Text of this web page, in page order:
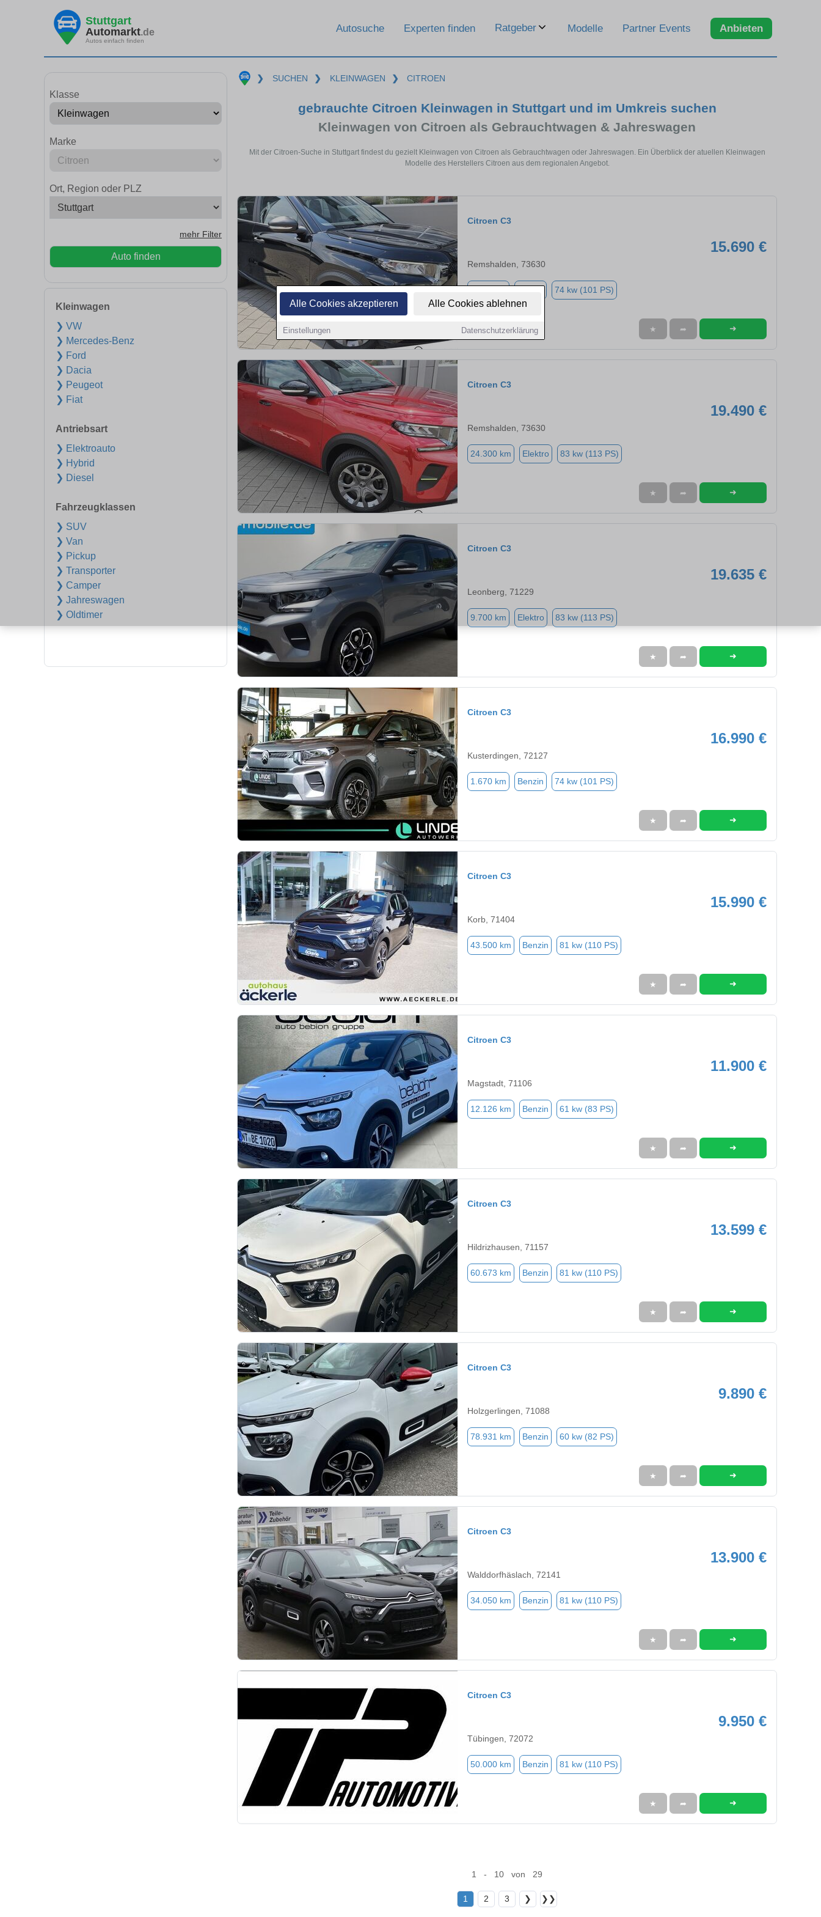
Alle Cookies akzeptieren Alle Cookies ablehnen
Einstellungen Datenschutzerklärung
Stuttgart
Automarkt.de
Autos einfach finden
Autosuche Experten finden Ratgeber Modelle Partner Events Anbieten
Klasse
Marke
Ort, Region oder PLZ
mehr Filter
Auto finden
Kleinwagen
❯ VW
❯ Mercedes-Benz
❯ Ford
❯ Dacia
❯ Peugeot
❯ Fiat
Antriebsart
❯ Elektroauto
❯ Hybrid
❯ Diesel
Fahrzeugklassen
❯ SUV
❯ Van
❯ Pickup
❯ Transporter
❯ Camper
❯ Jahreswagen
❯ Oldtimer
❯ SUCHEN ❯ KLEINWAGEN ❯ CITROEN
gebrauchte Citroen Kleinwagen in Stuttgart und im Umkreis suchen
Kleinwagen von Citroen als Gebrauchtwagen & Jahreswagen
Mit der Citroen-Suche in Stuttgart findest du gezielt Kleinwagen von Citroen als Gebrauchtwagen oder Jahreswagen. Ein Überblick der atuellen Kleinwagen
Modelle des Herstellers Citroen aus dem regionalen Angebot.
Citroen C3
15.690 €
Remshalden, 73630
74 kw (101 PS)
★ ➦ ➜
Citroen C3
19.490 €
Remshalden, 73630
24.300 km Elektro 83 kw (113 PS)
★ ➦ ➜
Citroen C3
19.635 €
Leonberg, 71229
9.700 km Elektro 83 kw (113 PS)
★ ➦ ➜
Citroen C3
16.990 €
Kusterdingen, 72127
1.670 km Benzin 74 kw (101 PS)
★ ➦ ➜
Citroen C3
15.990 €
Korb, 71404
43.500 km Benzin 81 kw (110 PS)
★ ➦ ➜
Citroen C3
11.900 €
Magstadt, 71106
12.126 km Benzin 61 kw (83 PS)
★ ➦ ➜
Citroen C3
13.599 €
Hildrizhausen, 71157
60.673 km Benzin 81 kw (110 PS)
★ ➦ ➜
Citroen C3
9.890 €
Holzgerlingen, 71088
78.931 km Benzin 60 kw (82 PS)
★ ➦ ➜
Citroen C3
13.900 €
Walddorfhäslach, 72141
34.050 km Benzin 81 kw (110 PS)
★ ➦ ➜
Citroen C3
9.950 €
Tübingen, 72072
50.000 km Benzin 81 kw (110 PS)
★ ➦ ➜
1 - 10 von 29
1 2 3 ❯ ❯❯